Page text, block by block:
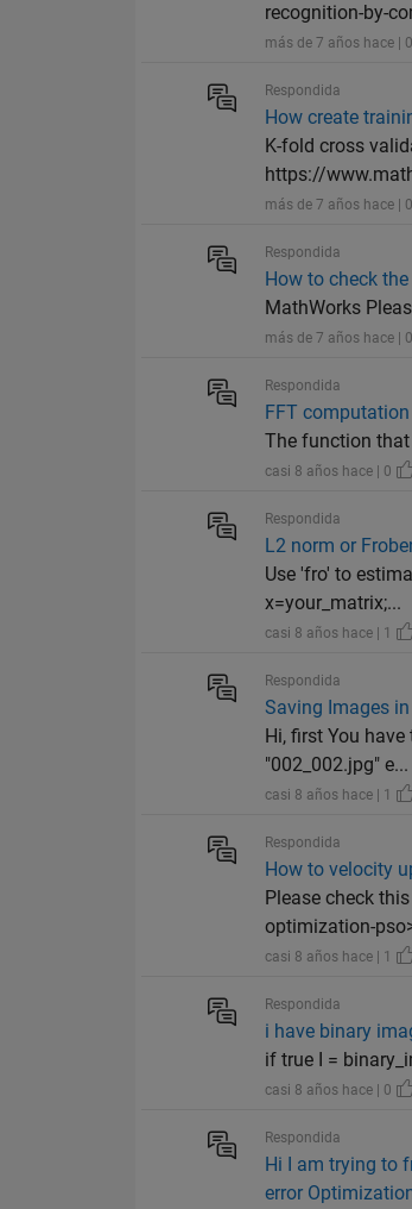
recognition-by-
más de 7 años hace | 0
Respondida
How create
K-fold cross
https://
más de 7 años hace | 0
Respondida
How to check
MathWorks
más de 7 años hace | 0
Respondida
FFT
The function that
casi 8 años hace | 0
Respondida
L2 norm or
Use 'fro' to
x=your_matrix;...
casi 8 años hace | 1
Respondida
Saving Images
Hi, first You
"002_002.jpg" e...
casi 8 años hace | 1
Respondida
How to velocity
Please check
optimization-
casi 8 años hace | 1
Respondida
i have binary
if true I =
casi 8 años hace | 0
Respondida
Hi I am trying to
error